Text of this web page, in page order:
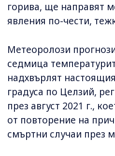
горива, ще направят
явления по-чести,
Метеоролози
седмица
надхвърлят
градуса по Целзий,
през август 2021 г.,
от повторение на
смъртни случаи през